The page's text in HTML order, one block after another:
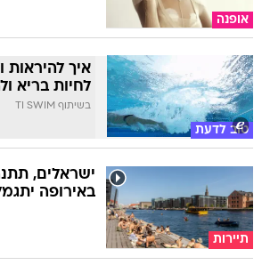
אופנה
טוב לדעת
איך להיראות
לחיות בריא
בשיתוף TI SWIM
תיירות
ישראלים,
באירופה